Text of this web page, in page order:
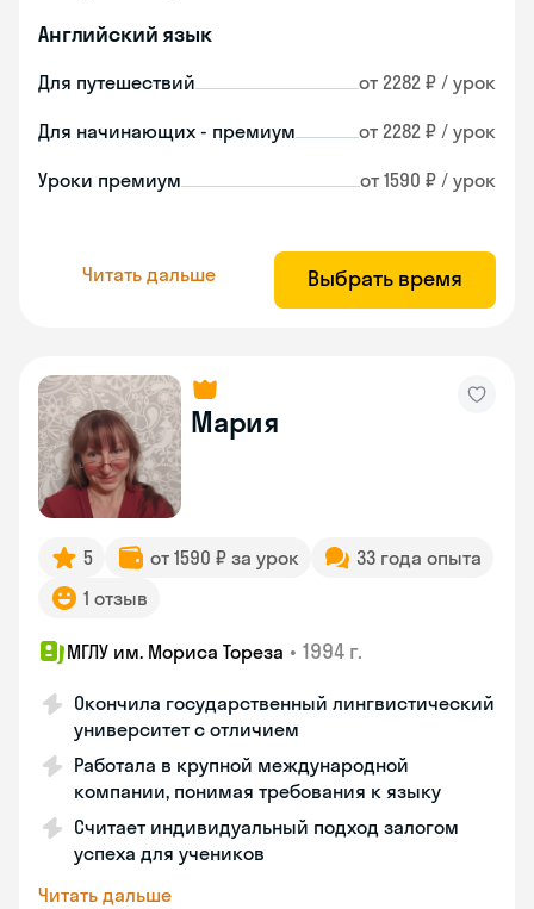
Английский язык
Для путешествий от 2282 ₽ / урок
Для начинающих - премиум от 2282 ₽ / урок
Уроки премиум от 1590 ₽ / урок
Читать дальше Выбрать время
Мария
5 от 1590 ₽ за урок
33 года опыта
1 отзыв
МГЛУ им. Мориса Тореза • 1994 г.
Окончила государственный лингвистический
университет с отличием
Работала в крупной международной
компании, понимая требования к языку
Считает индивидуальный подход залогом
успеха для учеников
Читать дальше